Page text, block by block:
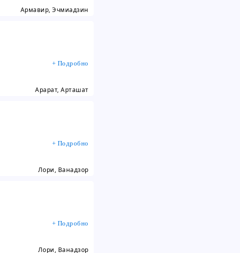
Армавир, Эчмиадзин
+ Подробно
Арарат, Арташат
+ Подробно
Лори, Ванадзор
+ Подробно
Лори, Ванадзор